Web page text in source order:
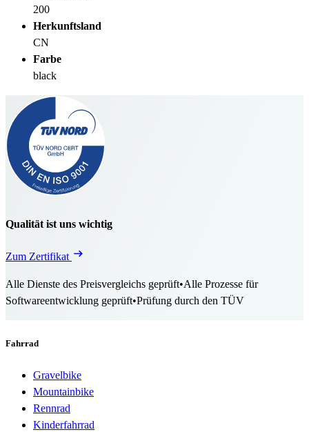
200
Herkunftsland
CN
Farbe
black
Qualität ist uns wichtig
Zum Zertifikat
Alle Dienste des Preisvergleichs geprüft•Alle Prozesse für
Softwareentwicklung geprüft•Prüfung durch den TÜV
Fahrrad
Gravelbike
Mountainbike
Rennrad
Kinderfahrrad